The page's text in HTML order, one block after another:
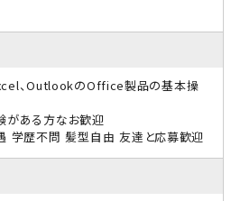
、OutlookのOffice製品の基本操
がある方なお歓迎
学歴不問 髪型自由 友達と応募歓迎